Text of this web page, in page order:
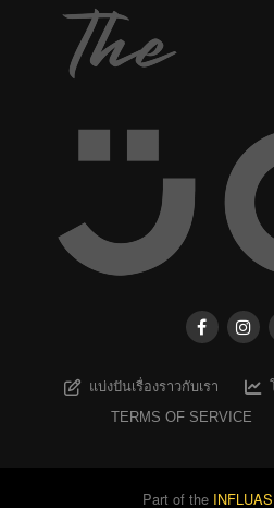
แบ่งปันเรื่องราวกับเรา
TERMS OF SERVICE
Part of the